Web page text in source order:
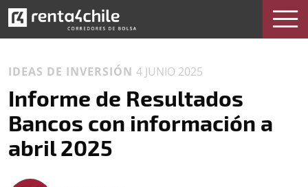
IDEAS DE INVERSIÓN 4 JUNIO 2025
Informe de Resultados
Bancos con información a
abril 2025